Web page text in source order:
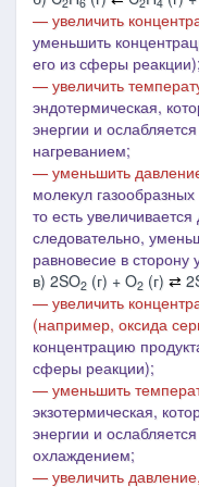
— увеличить
уменьшить
его из сферы реакции);
— увеличить
эндотермическая,
энергии и
нагреванием;
— уменьшить
молекул
то есть
следовательно,
равновесие в сторону
в) 2SO2 (г) + O2 (г) ⇄
— увеличить
(например, оксида
концентрацию
сферы реакции);
— уменьшить
экзотермическая,
энергии и
охлаждением;
— увеличить давление,